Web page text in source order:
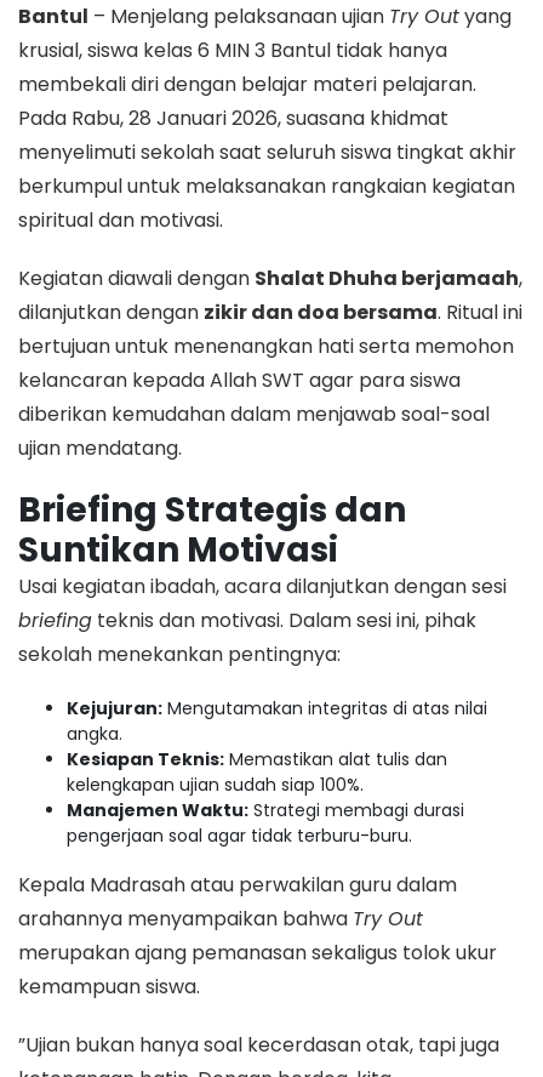
Bantul – Menjelang pelaksanaan ujian Try Outyang
krusial, siswa kelas 6 MIN 3 Bantul tidak hanya
membekali diri dengan belajar materi pelajaran.
Pada Rabu, 28 Januari 2026, suasana khidmat
menyelimuti sekolah saat seluruh siswa tingkat akhir
berkumpul untuk melaksanakan rangkaian kegiatan
spiritual dan motivasi.
​Kegiatan diawali dengan Shalat Dhuha berjamaah,
dilanjutkan dengan zikir dan doa bersama. Ritual ini
bertujuan untuk menenangkan hati serta memohon
kelancaran kepada Allah SWT agar para siswa
diberikan kemudahan dalam menjawab soal-soal
ujian mendatang.
Briefing Strategis dan
Suntikan Motivasi
​Usai kegiatan ibadah, acara dilanjutkan dengan sesi
briefing teknis dan motivasi. Dalam sesi ini, pihak
sekolah menekankan pentingnya:
Kejujuran: Mengutamakan integritas di atas nilai
angka.
Kesiapan Teknis: Memastikan alat tulis dan
kelengkapan ujian sudah siap 100%.
Manajemen Waktu: Strategi membagi durasi
pengerjaan soal agar tidak terburu-buru.
​Kepala Madrasah atau perwakilan guru dalam
arahannya menyampaikan bahwa Try Out
merupakan ajang pemanasan sekaligus tolok ukur
kemampuan siswa.
​”Ujian bukan hanya soal kecerdasan otak, tapi juga